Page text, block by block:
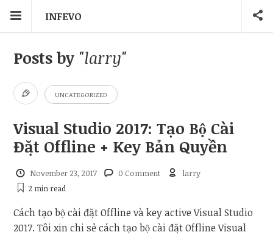
INFEVO
Posts by "larry"
UNCATEGORIZED
Visual Studio 2017: Tạo Bộ Cài
Đặt Offline + Key Bản Quyền
November 23, 2017 0 Comment
larry
2 min read
Cách tạo bộ cài đặt Offline và key active Visual Studio
2017. Tôi xin chi sẻ cách tạo bộ cài đặt Offline Visual